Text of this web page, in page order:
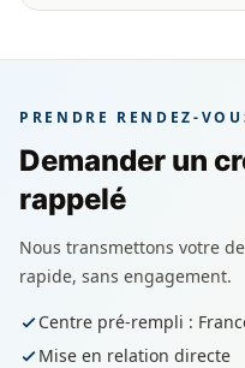
PRENDRE RENDEZ-
Demander un
rappelé
Nous transmettons votre
rapide, sans engagement.
Centre pré-rempli :
Mise en relation directe